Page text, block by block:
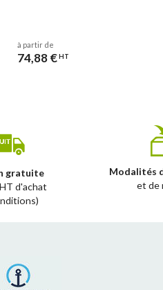
à partir de
74,88 €HT
gratuite
d'achat
Modalités
et de